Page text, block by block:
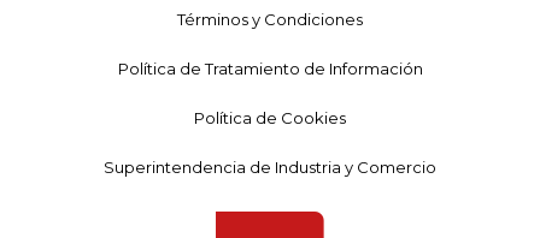
Términos y Condiciones
Política de Tratamiento de Información
Política de Cookies
Superintendencia de Industria y Comercio